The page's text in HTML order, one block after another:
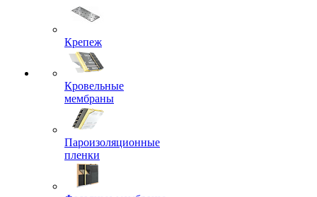
Крепеж
Кровельные
мембраны
Пароизоляционные
пленки